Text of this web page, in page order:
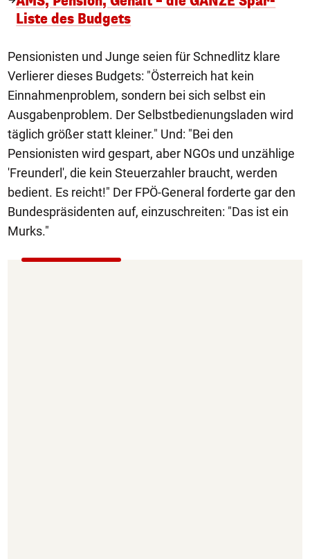
Liste des Budgets
Pensionisten und Junge seien für Schnedlitz klare
Verlierer dieses Budgets: "Österreich hat kein
Einnahmenproblem, sondern bei sich selbst ein
Ausgabenproblem. Der Selbstbedienungsladen wird
täglich größer statt kleiner." Und: "Bei den
Pensionisten wird gespart, aber NGOs und unzählige
'Freunderl', die kein Steuerzahler braucht, werden
bedient. Es reicht!" Der FPÖ-General forderte gar den
Bundespräsidenten auf, einzuschreiten: "Das ist ein
Murks."